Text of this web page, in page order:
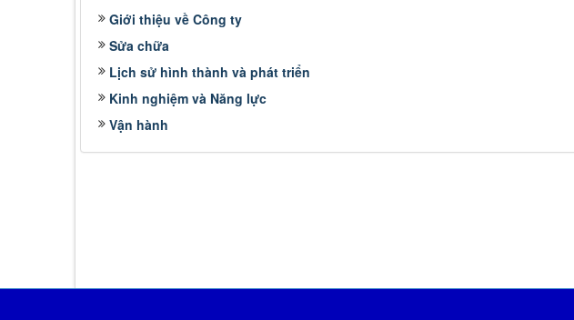
Giới thiệu về Công ty
Sửa chữa
Lịch sử hình thành và phát triển
Kinh nghiệm và Năng lực
Vận hành